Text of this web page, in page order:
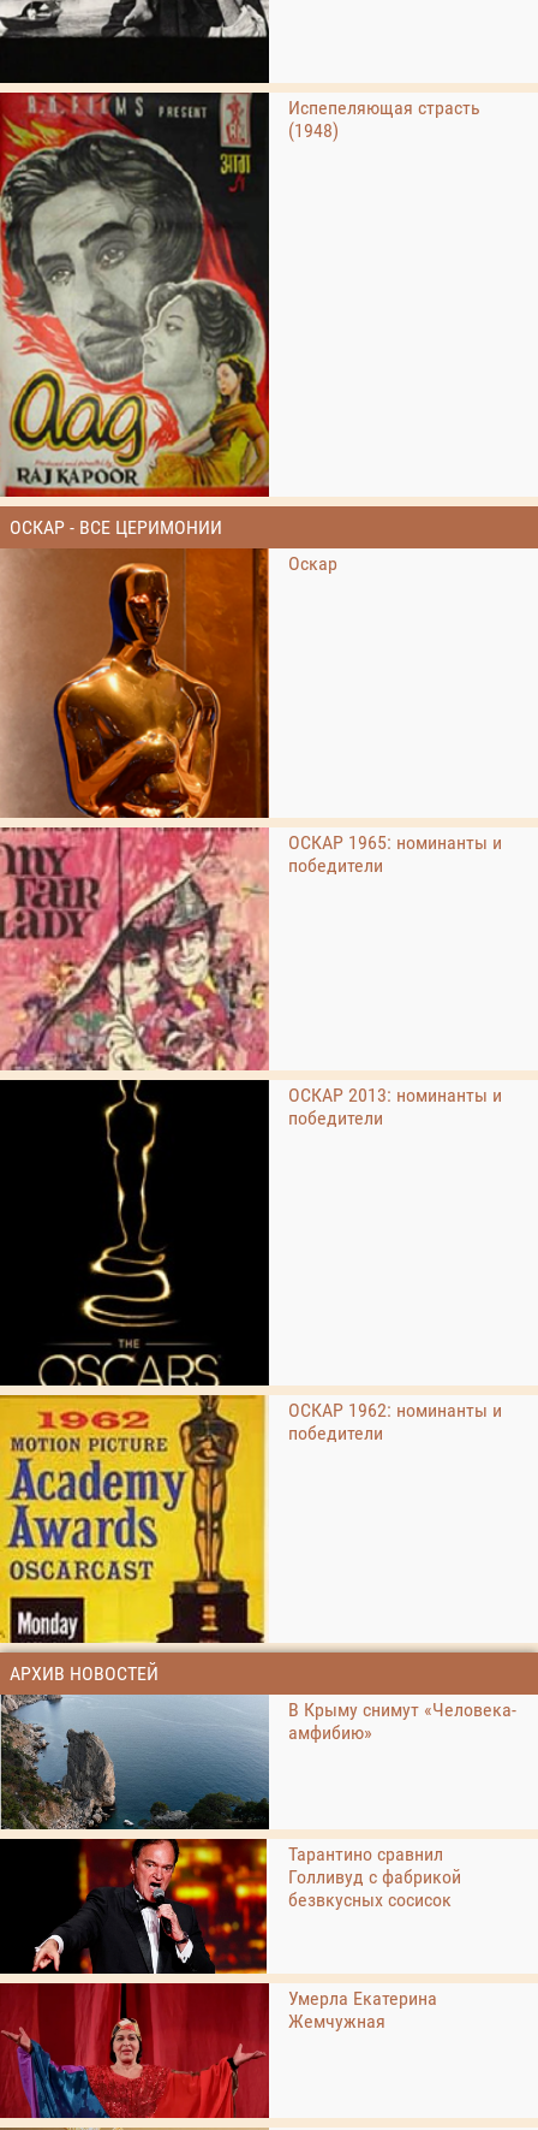
Испепеляющая страсть
(1948)
ОСКАР - ВСЕ ЦЕРИМОНИИ
Оскар
ОСКАР 1965: номинанты и
победители
ОСКАР 2013: номинанты и
победители
ОСКАР 1962: номинанты и
победители
АРХИВ НОВОСТЕЙ
В Крыму снимут «Человека-
амфибию»
Тарантино сравнил
Голливуд с фабрикой
безвкусных сосисок
Умерла Екатерина
Жемчужная